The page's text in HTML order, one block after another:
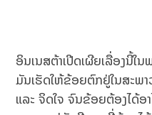
ອິນເນສຕ້າເປີດເຜີຍເລື່ອງນີ້ໃ
ມັນເຮັດໃຫ້ຂ້ອຍຕົກຢູ່ໃນສະພ
ແລະ ຈິດໃຈ ຈົນຂ້ອຍຕ້ອງໄດ້ອ